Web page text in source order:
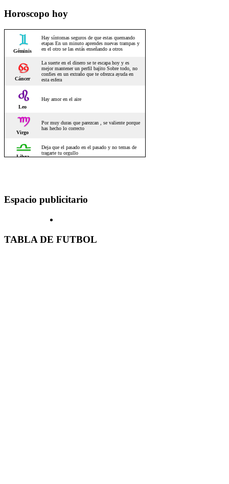
Horoscopo hoy
Espacio publicitario
TABLA DE FUTBOL